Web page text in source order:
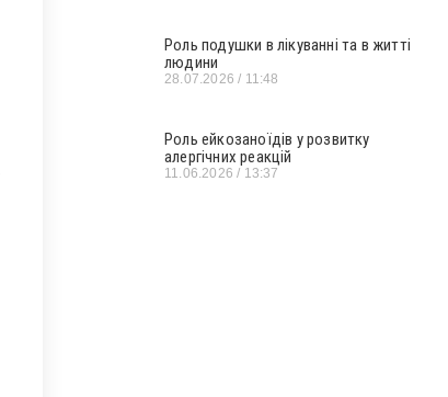
Роль подушки в лікуванні та в житті
людини
28.07.2026 11:48
Роль ейкозаноїдів у розвитку
алергічних реакцій
11.06.2026 13:37